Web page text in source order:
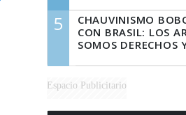
5
CHAUVINISMO
CON BRASIL: LOS
SOMOS DERECHOS
Espacio Publicitario